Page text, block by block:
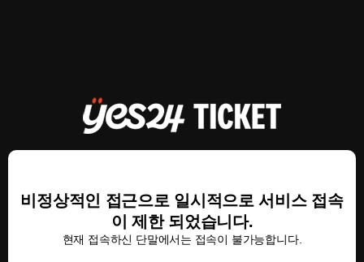
비정상적인 접근으로 일시적으로 서비스 접속
이 제한 되었습니다.
현재 접속하신 단말에서는 접속이 불가능합니다.